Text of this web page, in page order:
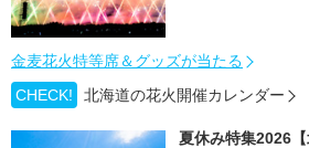
金麦花火特等席＆グッズが当たる
CHECK!
北海道の花火開催カレンダー
夏休み特集2026【